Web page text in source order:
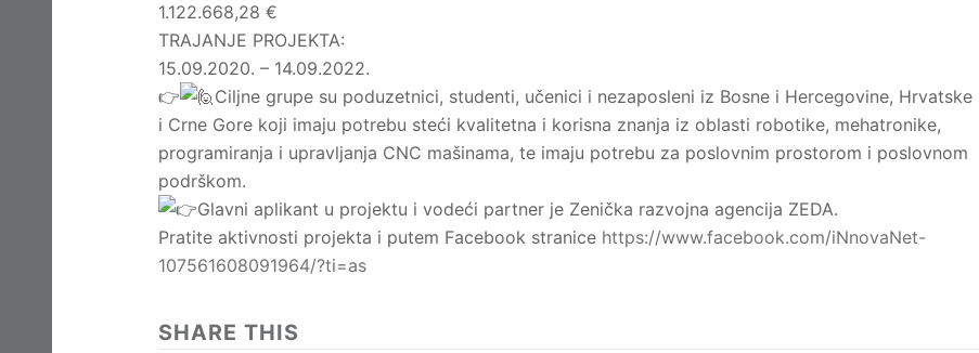
1.122.668,28 €
TRAJANJE PROJEKTA:
15.09.2020. – 14.09.2022.
👉
Ciljne grupe su poduzetnici, studenti, učenici i nezaposleni iz Bosne i Hercegovine, Hrvatske
i Crne Gore koji imaju potrebu steći kvalitetna i korisna znanja iz oblasti robotike, mehatronike,
programiranja i upravljanja CNC mašinama, te imaju potrebu za poslovnim prostorom i poslovnom
podrškom.
Glavni aplikant u projektu i vodeći partner je Zenička razvojna agencija ZEDA.
Pratite aktivnosti projekta i putem Facebook stranice https://www.facebook.com/iNnovaNet-
107561608091964/?ti=as
SHARE THIS